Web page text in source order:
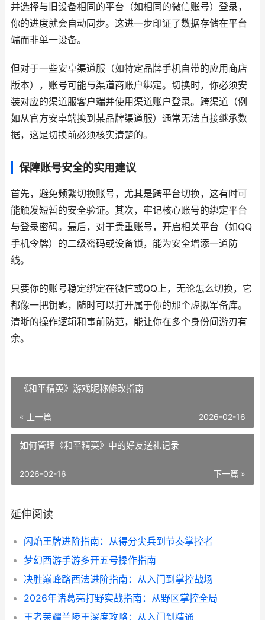
并选择与旧设备相同的平台（如相同的微信账号）登录，
你的进度就会自动同步。这进一步印证了数据存储在平台
端而非单一设备。
但对于一些安卓渠道服（如特定品牌手机自带的应用商店
版本），账号可能与渠道商账户绑定。切换时，你必须安
装对应的渠道服客户端并使用渠道账户登录。跨渠道（例
如从官方安卓端换到某品牌渠道服）通常无法直接继承数
据，这是切换前必须核实清楚的。
保障账号安全的实用建议
首先，避免频繁切换账号，尤其是跨平台切换，这有时可
能触发短暂的安全验证。其次，牢记核心账号的绑定平台
与登录密码。最后，对于贵重账号，开启相关平台（如QQ
手机令牌）的二级密码或设备锁，能为安全增添一道防
线。
只要你的账号稳定绑定在微信或QQ上，无论怎么切换，它
都像一把钥匙，随时可以打开属于你的那个虚拟军备库。
清晰的操作逻辑和事前防范，能让你在多个身份间游刃有
余。
《和平精英》游戏昵称修改指南
« 上一篇 2026-02-16
如何管理《和平精英》中的好友送礼记录
下一篇 »
2026-02-16
延伸阅读
闪焰王牌进阶指南：从得分尖兵到节奏掌控者
梦幻西游手游多开五号操作指南
决胜巅峰路西法进阶指南：从入门到掌控战场
2026年诸葛亮打野实战指南：从野区掌控全局
王者荣耀兰陵王深度攻略：从入门到精通